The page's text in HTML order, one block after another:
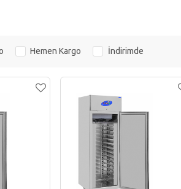
Hemen Kargo İndirimde